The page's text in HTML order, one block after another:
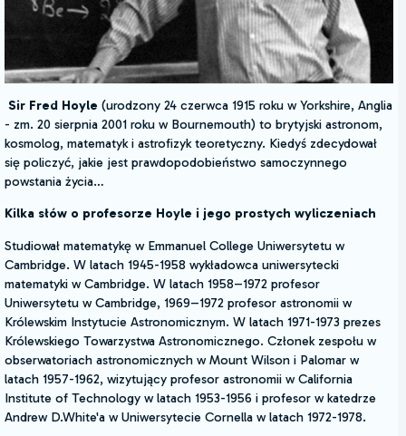
Sir Fred Hoyle (urodzony 24 czerwca 1915 roku w Yorkshire, Anglia
- zm. 20 sierpnia 2001 roku w Bournemouth) to brytyjski astronom,
kosmolog, matematyk i astrofizyk teoretyczny. Kiedyś zdecydował
się policzyć, jakie jest prawdopodobieństwo samoczynnego
powstania życia…
Kilka słów o profesorze Hoyle i jego prostych wyliczeniach
Studiował matematykę w Emmanuel College Uniwersytetu w
Cambridge. W latach 1945-1958 wykładowca uniwersytecki
matematyki w Cambridge. W latach 1958–1972 profesor
Uniwersytetu w Cambridge, 1969–1972 profesor astronomii w
Królewskim Instytucie Astronomicznym. W latach 1971-1973 prezes
Królewskiego Towarzystwa Astronomicznego. Członek zespołu w
obserwatoriach astronomicznych w Mount Wilson i Palomar w
latach 1957-1962, wizytujący profesor astronomii w California
Institute of Technology w latach 1953-1956 i profesor w katedrze
Andrew D.White'a w Uniwersytecie Cornella w latach 1972-1978.